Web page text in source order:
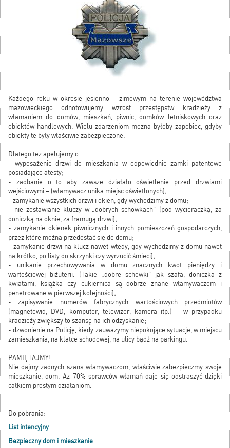
Każdego roku w okresie jesienno – zimowym na terenie województwa
mazowieckiego odnotowujemy wzrost przestępstw kradzieży z
włamaniem do domów, mieszkań, piwnic, domków letniskowych oraz
obiektów handlowych. Wielu zdarzeniom można byłoby zapobiec, gdyby
obiekty te były właściwie zabezpieczone.
Dlatego też apelujemy o:
- wyposażenie drzwi do mieszkania w odpowiednie zamki patentowe
posiadające atesty;
- zadbanie o to aby zawsze działało oświetlenie przed drzwiami
wejściowymi – (włamywacz unika miejsc oświetlonych);
- zamykanie wszystkich drzwi i okien, gdy wychodzimy z domu;
- nie zostawianie kluczy w „dobrych schowkach” (pod wycieraczką, za
doniczką na oknie, za framugą drzwi);
- zamykanie okienek piwnicznych i innych pomieszczeń gospodarczych,
przez które można przedostać się do domu;
- zamykanie drzwi na klucz nawet wtedy, gdy wychodzimy z domu nawet
na krótko, po listy do skrzynki czy wyrzucić śmieci);
- unikanie przechowywania w domu znacznych kwot pieniędzy i
wartościowej biżuterii. (Takie „dobre schowki” jak szafa, doniczka z
kwiatami, książka czy cukiernica są dobrze znane włamywaczom i
penetrowane w pierwszej kolejności);
- zapisywanie numerów fabrycznych wartościowych przedmiotów
(magnetowid, DVD, komputer, telewizor, kamera itp.) – w przypadku
kradzieży zwiększy to szansę na ich odzyskanie;
- dzwonienie na Policję, kiedy zauważymy niepokojące sytuacje, w miejscu
zamieszkania, na klatce schodowej, na ulicy bądź na parkingu.
PAMIĘTAJMY!
Nie dajmy żadnych szans włamywaczom, właściwie zabezpieczmy swoje
mieszkanie, dom. Aż 70% sprawców włamań daje się odstraszyć dzięki
całkiem prostym działaniom.
Do pobrania:
List intencyjny
Bezpieczny dom i mieszkanie